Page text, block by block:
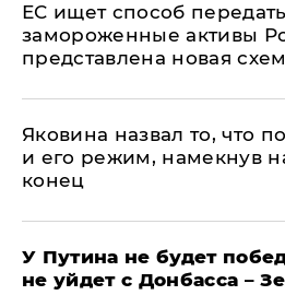
ЕС ищет способ
замороженные активы
представлена новая
Яковина назвал то, что
и его режим, намекнув
конец
У Путина не будет
не уйдет с Донбасса –